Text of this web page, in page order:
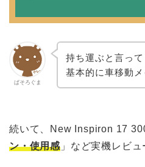
ぱそろぐま
持ち運ぶと言っ
基本的に車移動
続いて、New Inspiron 17
ン・使用感 」など実機レビ